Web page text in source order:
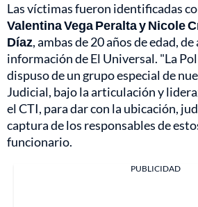
Las víctimas fueron identificadas
Valentina Vega Peralta y Nicole
Díaz, ambas de 20 años de edad,
información de El Universal. "La
dispuso de un grupo especial de
Judicial, bajo la articulación y
el CTI, para dar con la ubicación,
captura de los responsables de
funcionario.
PUBLICIDAD